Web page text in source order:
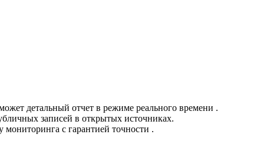
детальный отчет в режиме реального времени .
записей в открытых источниках.
мониторинга с гарантией точности .